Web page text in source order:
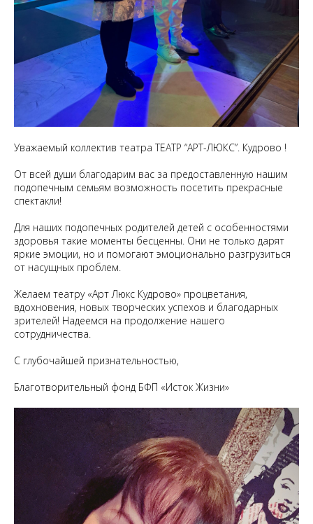
Уважаемый коллектив театра ТЕАТР “АРТ-ЛЮКС”. Кудрово !
От всей души благодарим вас за предоставленную нашим
подопечным семьям возможность посетить прекрасные
спектакли!
Для наших подопечных родителей детей с особенностями
здоровья такие моменты бесценны. Они не только дарят
яркие эмоции, но и помогают эмоционально разгрузиться
от насущных проблем.
Желаем театру «Арт Люкс Кудрово» процветания,
вдохновения, новых творческих успехов и благодарных
зрителей! Надеемся на продолжение нашего
сотрудничества.
С глубочайшей признательностью,
Благотворительный фонд БФП «Исток Жизни»